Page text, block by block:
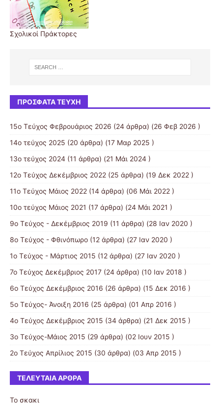
Σχολικοί Πράκτορες
ΠΡΌΣΦΑΤΑ ΤΕΎΧΗ
15ο Τεύχος Φεβρουάριος 2026 (24 άρθρα) (26 Φεβ 2026 )
14ο τεύχος 2025 (20 άρθρα) (17 Μαρ 2025 )
13ο τεύχος 2024 (11 άρθρα) (21 Μάι 2024 )
12ο Τεύχος Δεκέμβριος 2022 (25 άρθρα) (19 Δεκ 2022 )
11ο Τεύχος Μάιος 2022 (14 άρθρα) (06 Μάι 2022 )
10o τεύχος Μάιος 2021 (17 άρθρα) (24 Μάι 2021 )
9ο Τεύχος - Δεκέμβριος 2019 (11 άρθρα) (28 Ιαν 2020 )
8ο Τεύχος - Φθινόπωρο (12 άρθρα) (27 Ιαν 2020 )
1ο Τεύχος - Μάρτιος 2015 (12 άρθρα) (27 Ιαν 2020 )
7ο Τεύχος Δεκέμβριος 2017 (24 άρθρα) (10 Ιαν 2018 )
6ο Τεύχος Δεκέμβριος 2016 (26 άρθρα) (15 Δεκ 2016 )
5ο Τεύχος- Άνοιξη 2016 (25 άρθρα) (01 Απρ 2016 )
4ο Τεύχος Δεκέμβριος 2015 (34 άρθρα) (21 Δεκ 2015 )
3ο Τεύχος-Μάιος 2015 (29 άρθρα) (02 Ιουν 2015 )
2ο Τεύχος Απρίλιος 2015 (30 άρθρα) (03 Απρ 2015 )
ΤΕΛΕΥΤΑΊΑ ΆΡΘΡΑ
Το σκακι